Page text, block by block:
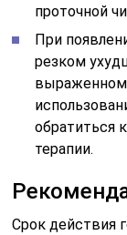
проточной
При
резком
выраженном
обратиться
терапии.
Срок действия